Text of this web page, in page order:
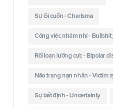
Sự lôi cuốn - Charisma
Công việc nhảm nhí - Bullshit
Rối loạn lưỡng cực - Bipolar
Não trạng nạn nhân - Victim
Sự bất định - Uncertainty